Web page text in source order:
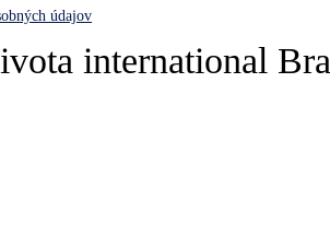
údajov
international